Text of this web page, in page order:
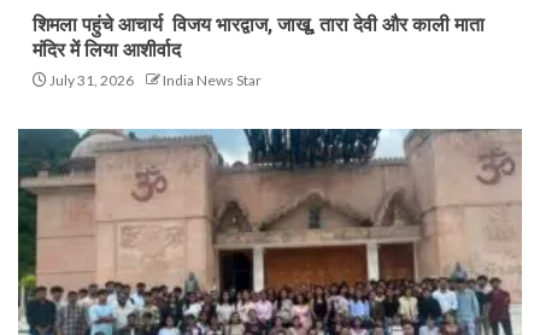
शिमला पहुंचे आचार्य विजय भारद्वाज, जाखू, तारा देवी और काली माता
मंदिर में लिया आशीर्वाद
July 31, 2026 India News Star